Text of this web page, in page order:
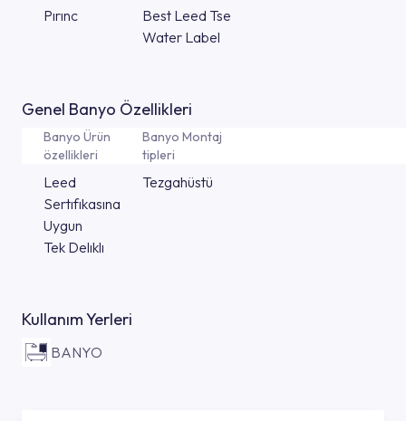
Pırınc
Best Leed Tse
Water Label
Genel Banyo Özellikleri
Banyo Ürün
özellikleri
Banyo Montaj
tipleri
Leed
Sertıfıkasına
Uygun
Tek Delıklı
Tezgahüstü
Kullanım Yerleri
BANYO